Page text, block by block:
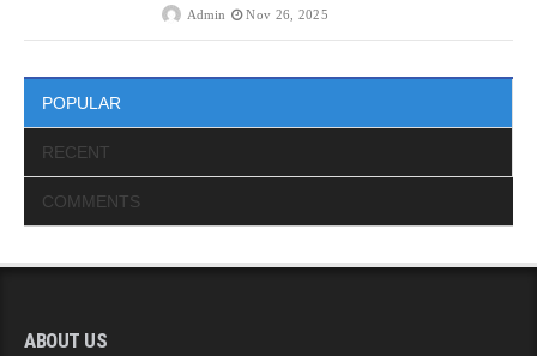
Admin Nov 26, 2025
POPULAR
RECENT
COMMENTS
ABOUT US